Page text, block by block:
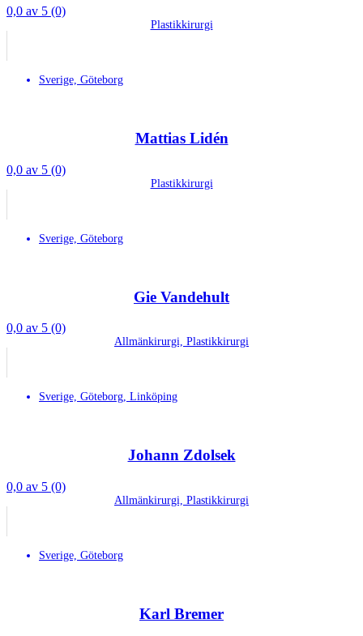
0,0 av 5 (0)
Plastikkirurgi
Sverige, Göteborg
Mattias Lidén
0,0 av 5 (0)
Plastikkirurgi
Sverige, Göteborg
Gie Vandehult
0,0 av 5 (0)
Allmänkirurgi, Plastikkirurgi
Sverige, Göteborg, Linköping
Johann Zdolsek
0,0 av 5 (0)
Allmänkirurgi, Plastikkirurgi
Sverige, Göteborg
Karl Bremer